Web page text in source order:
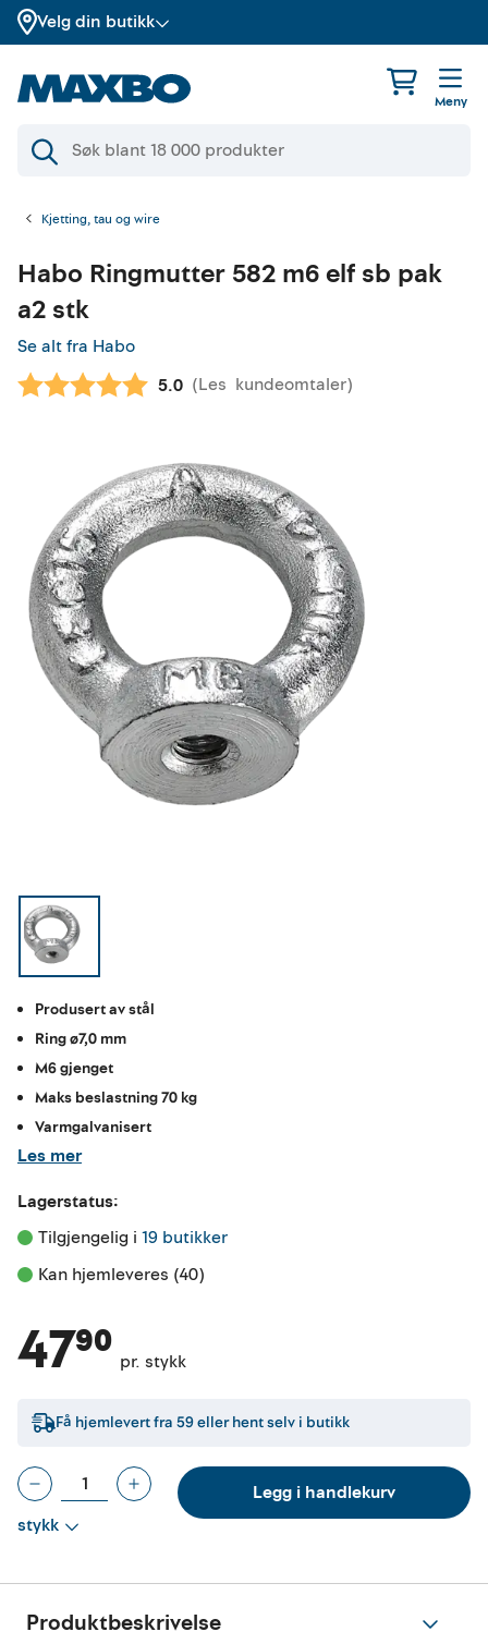
Velg din butikk
Meny
Kjetting, tau og wire
Habo Ringmutter 582 m6 elf sb pak
a2 stk
Se alt fra Habo
Gjennomsnittskarakter:
5.0 (Les kundeomtaler)
Produsert av stål
Ring ø7,0 mm
M6 gjenget
Maks beslastning 70 kg
Varmgalvanisert
Les mer
Lagerstatus:
Tilgjengelig i 19 butikker
Kan hjemleveres (40)
47⁹⁰ pr. stykk
Få hjemlevert fra 59eller hent selv i butikk
stykk
Legg i handlekurv
Produktbeskrivelse